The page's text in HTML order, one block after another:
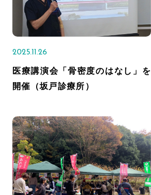
2025.11.26
医療講演会「骨密度のはなし」を
開催（坂戸診療所）